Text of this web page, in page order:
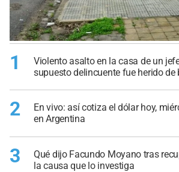
1
Violento asalto en la casa de un
supuesto delincuente fue herido de
2
En vivo: así cotiza el dólar hoy,
en Argentina
3
Qué dijo Facundo Moyano tras
la causa que lo investiga